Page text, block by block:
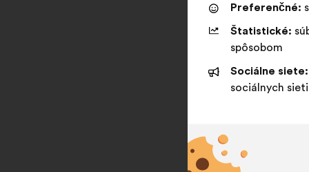
Preferenčné:
Štatistické:
spôsobom
Sociálne siete:
sociálnych sieti